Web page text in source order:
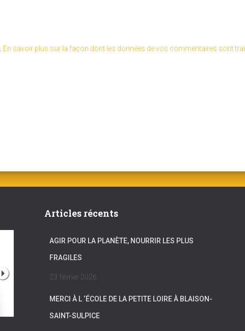
En savoir plus sur la façon dont les données de vos commentaires sont
Articles récents
AGIR POUR LA PLANÈTE, NOURRIR LES PLUS
FRAGILES
23 février 2026
MERCI À L ‘ÉCOLE DE LA PETITE LOIRE À BLAISON-
SAINT-SULPICE